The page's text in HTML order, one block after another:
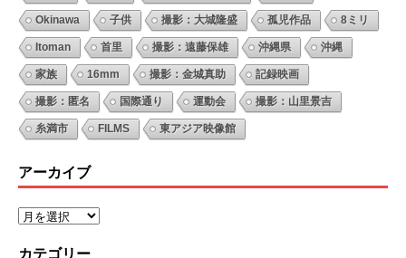
Okinawa 子供 撮影：大城隆盛 孤児作品 8ミリ
Itoman 首里 撮影：遠藤保雄 沖縄県 沖縄
家族 16mm 撮影：金城真助 記録映画
撮影：匿名 国際通り 運動会 撮影：山里景吉
糸満市 FILMS 東アジア映像館
アーカイブ
カテゴリー